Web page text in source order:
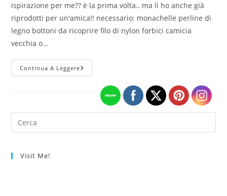
ispirazione per me?? è la prima volta.. ma li ho anche già
riprodotti per un'amica!! necessario: monachelle perline di
legno bottoni da ricoprire filo di nylon forbici camicia
vecchia o…
Continua A LeggereOggi
Parliamo
Orecchini
Visit Me!